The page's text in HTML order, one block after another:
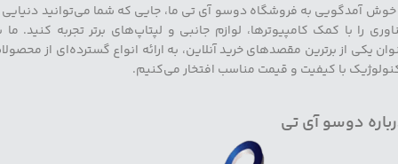
خوش آمدگویی به فروشگاه دوسو آی تی ما، جایی که شما می‌توانید دنیایی
را با کمک کامپیوترها، لوازم جانبی و لپتاپ‌های برتر تجربه کنید. ما
یکی از برترین مقصدهای خرید آنلاین، به ارائه انواع گسترده‌ای از
با کیفیت و قیمت مناسب افتخار می‌کنیم.
دوسو آی تی